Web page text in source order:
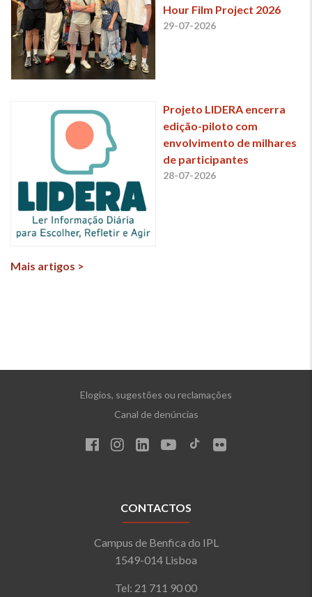
Hour Film Project 2026
29-07-2026
Projeto LIDERA encerra
edição-piloto com
envolvimento de milhares
de participantes
28-07-2026
Mais artigos >
Elogios, sugestões ou reclamações
Canal de denúncias
CONTACTOS
Campus de Benfica do IPL
1549-014 Lisboa
Tel: 21 711 90 00